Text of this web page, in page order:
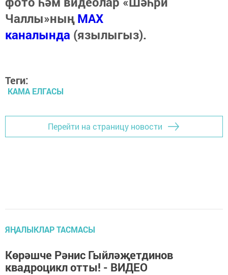
Чаллы»ныңMAX
каналында (язылыгыз).
Теги:
КАМА ЕЛГАСЫ
Перейти на страницу новости
ЯҢАЛЫКЛАР ТАСМАСЫ
Көрәшче Рәнис Гыйләҗетдинов
квадроцикл отты! - ВИДЕО